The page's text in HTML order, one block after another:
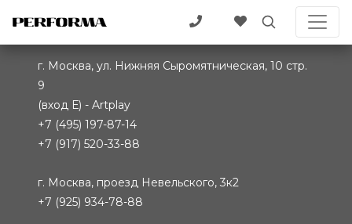
г. Москва, ул. Нижняя Сыромятническая, 10 стр.
9
(вход Е) - Artplay
+7 (495) 197-87-14
+7 (917) 520-33-88
г. Москва, проезд Невельского, 3к2
+7 (925) 934-78-88